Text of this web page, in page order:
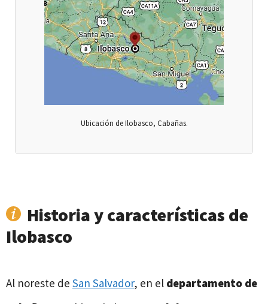
Ubicación de Ilobasco, Cabañas.
Historia y características de
Ilobasco
Al noreste de San Salvador, en el departamento de